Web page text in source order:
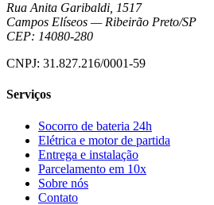
Rua Anita Garibaldi, 1517
Campos Elíseos — Ribeirão Preto/SP
CEP: 14080-280
CNPJ: 31.827.216/0001-59
Serviços
Socorro de bateria 24h
Elétrica e motor de partida
Entrega e instalação
Parcelamento em 10x
Sobre nós
Contato